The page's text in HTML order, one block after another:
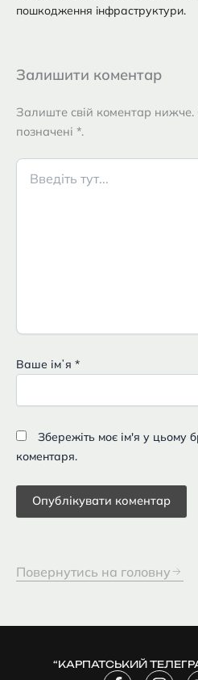
пошкодження інфраструктури.
Залишити коментар
Залиште свій коментар нижче.
позначені *.
Введіть
тут...
Ваше імʼя *
Збережіть моє ім'я у цьому
коментаря.
Повернутись на головну
“КАРПАТСЬКИЙ